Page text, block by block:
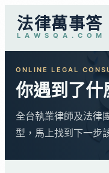
法律萬事答
L A W S Q A . C O M
ONLINE LEGAL
你遇到了什
全台執業律師及法律
型，馬上找到下一步